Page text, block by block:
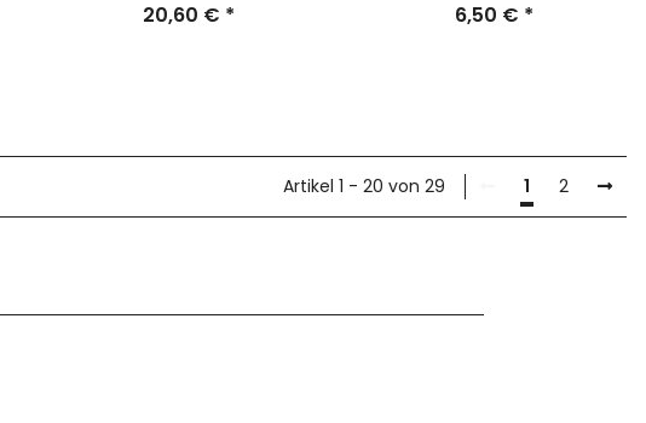
20,60 € * 6,50 € *
Artikel 1 - 20 von 29 1 2